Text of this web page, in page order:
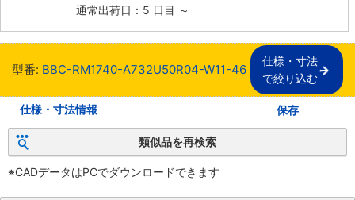
通常出荷日：5 日目 ～
型番: BBC-RM1740-A732U50R04-W11-46
仕様・寸法
で絞り込む
仕様・寸法情報 保存
類似品を再検索
※CADデータはPCでダウンロードできます